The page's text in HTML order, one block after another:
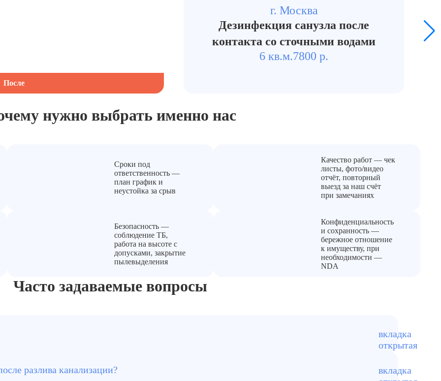
После
г. Москва
Дезинфекция санузла после
контакта со сточными водами
6 кв.м.7800 р.
нужно выбрать именно нас
Сроки под
ответственность —
план график и
неустойка за срыв
Качество работ — чек
листы, фото/видео
отчёт, повторный
выезд за наш счёт
при замечаниях
Безопасность —
соблюдение ТБ,
работа на высоте с
допусками, закрытие
пылевыделения
Конфиденциальность
и сохранность —
бережное отношение
к имуществу, при
необходимости —
NDA
Часто задаваемые вопросы
разлива канализации?
и грибки. Без обеззараживания поверхности остаются источником инфекции.